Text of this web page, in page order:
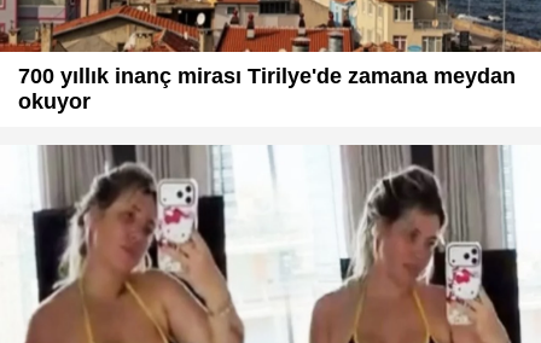
700 yıllık inanç mirası Tirilye'de zamana meydan
okuyor